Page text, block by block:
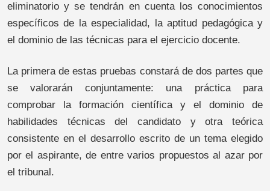
eliminatorio y se tendrán en cuenta los conocimientos
específicos de la especialidad, la aptitud pedagógica y
el dominio de las técnicas para el ejercicio docente.
La primera de estas pruebas constará de dos partes que
se valorarán conjuntamente: una práctica para
comprobar la formación científica y el dominio de
habilidades técnicas del candidato y otra teórica
consistente en el desarrollo escrito de un tema elegido
por el aspirante, de entre varios propuestos al azar por
el tribunal.